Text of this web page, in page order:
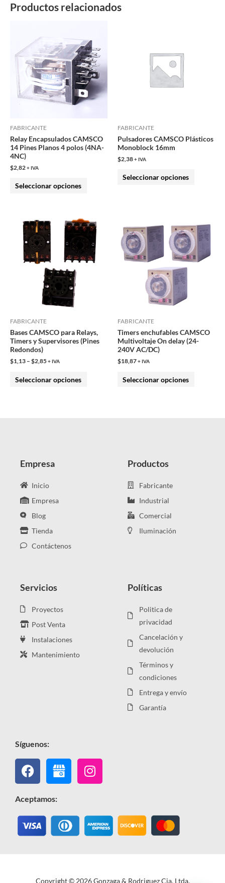
Productos relacionados
FABRICANTE
Relay Encapsulados CAMSCO
14 Pines Planos 4 polos (4NA-
4NC)
$2,82+ IVA
Seleccionar opciones
producto
tiene
múltiples
variantes.
Las
opciones
elegir
en
FABRICANTE
Pulsadores CAMSCO Plásticos
Monoblock 16mm
$2,38+ IVA
Seleccionar opciones
elegir
FABRICANTE
Bases CAMSCO para Relays,
Timers y Supervisores (Pines
Redondos)
$1,13 – $2,85+ IVA
Seleccionar opciones
Este
producto
tiene
múltiples
elegir
en
FABRICANTE
Timers enchufables CAMSCO
Multivoltaje On delay (24-
240V AC/DC)
$18,87+ IVA
Seleccionar opciones
producto
tiene
múltiples
elegir
en
Empresa
Inicio
Empresa
Blog
Tienda
Contáctenos
Productos
Fabricante
Industrial
Comercial
Iluminación
Servicios
Proyectos
Post Venta
Instalaciones
Mantenimiento
Políticas
Politica de
privacidad
Cancelación y
devolución
Términos y
condiciones
Entrega y envío
Garantía
Síguenos:
Facebook Instagram
Aceptamos:
Copyright © 2026 Gonzaga & Rodriguez Cia. Ltda.